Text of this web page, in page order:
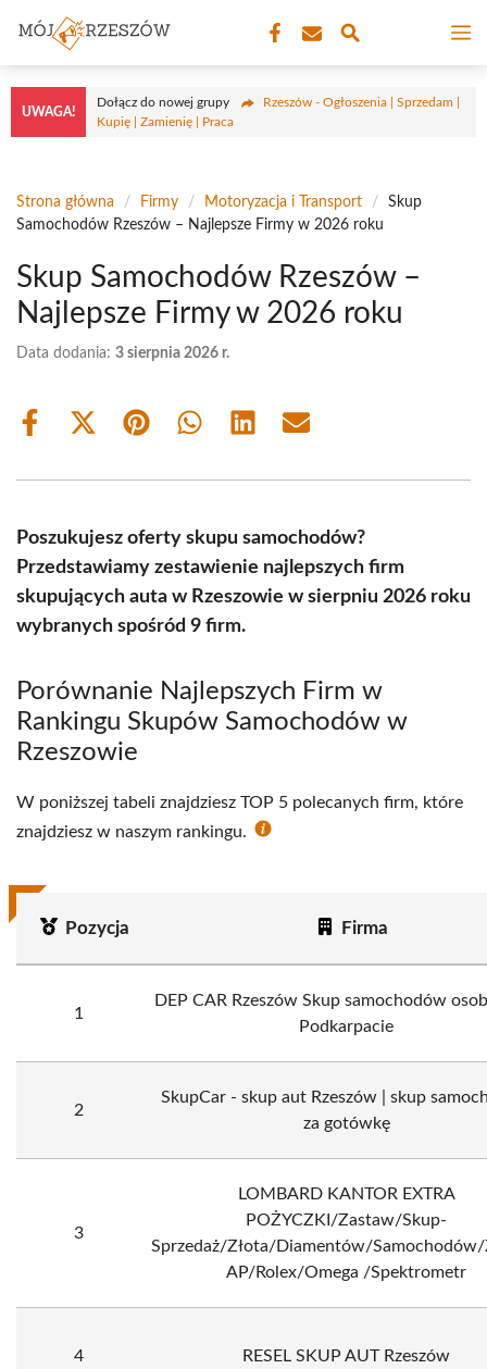
treści
UWAGA!
Dołącz do nowej grupy
Rzeszów - Ogłoszenia | Sprzedam |
Kupię | Zamienię | Praca
Strona główna / Firmy / Motoryzacja i Transport /
Skup
Samochodów Rzeszów – Najlepsze Firmy w 2026 roku
Skup Samochodów Rzeszów –
Najlepsze Firmy w 2026 roku
Data dodania: 3 sierpnia 2026 r.
Share
Share
(Twitter)
Share Share Share Share
Poszukujesz oferty skupu samochodów?
Przedstawiamy zestawienie najlepszych firm
skupujących auta w Rzeszowie w sierpniu 2026 roku
wybranych spośród 9 firm.
Porównanie Najlepszych Firm w
Rankingu Skupów Samochodów w
Rzeszowie
W poniższej tabeli znajdziesz TOP 5 polecanych firm, które
znajdziesz w naszym rankingu.
Pozycja Firma
1
DEP CAR Rzeszów Skup samochodów
Podkarpacie
2
SkupCar - skup aut Rzeszów | skup
za gotówkę
3
LOMBARD KANTOR EXTRA
POŻYCZKI/Zastaw/Skup-
Sprzedaż/Złota/Diamentów/Samochodów/
AP/Rolex/Omega /Spektrometr
4 RESEL SKUP AUT Rzeszów